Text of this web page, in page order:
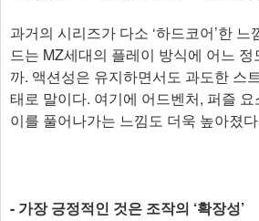
과거의 시리즈가 다소 ‘하드코어’한
드는 MZ세대의 플레이 방식에 어느 정
까. 액션성은 유지하면서도 과도한 스
태로 말이다. 여기에 어드벤처, 퍼즐
이를 풀어나가는 느낌도 더욱 높아졌
- 가장 긍정적인 것은 조작의 ‘확장성’